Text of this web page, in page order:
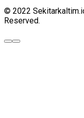
© 2022
Reserved.